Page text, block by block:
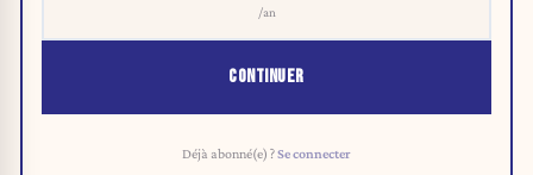
/an
CONTINUER
Déjà abonné(e) ?Se connecter